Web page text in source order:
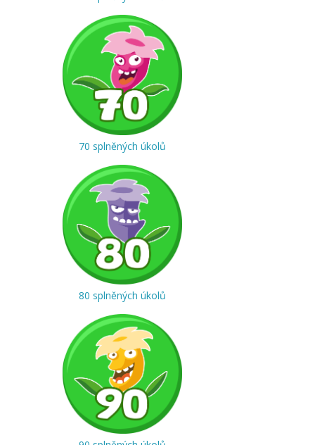
70 splněných úkolů
80 splněných úkolů